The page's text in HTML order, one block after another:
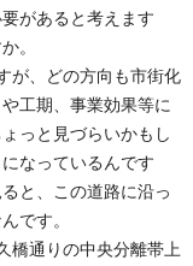
があると考えます
。
が、どの方向も市街化
工期、事業効果等に
っと見づらいかもし
なっているんです
と、この道路に沿っ
です。
橋通りの中央分離帯上